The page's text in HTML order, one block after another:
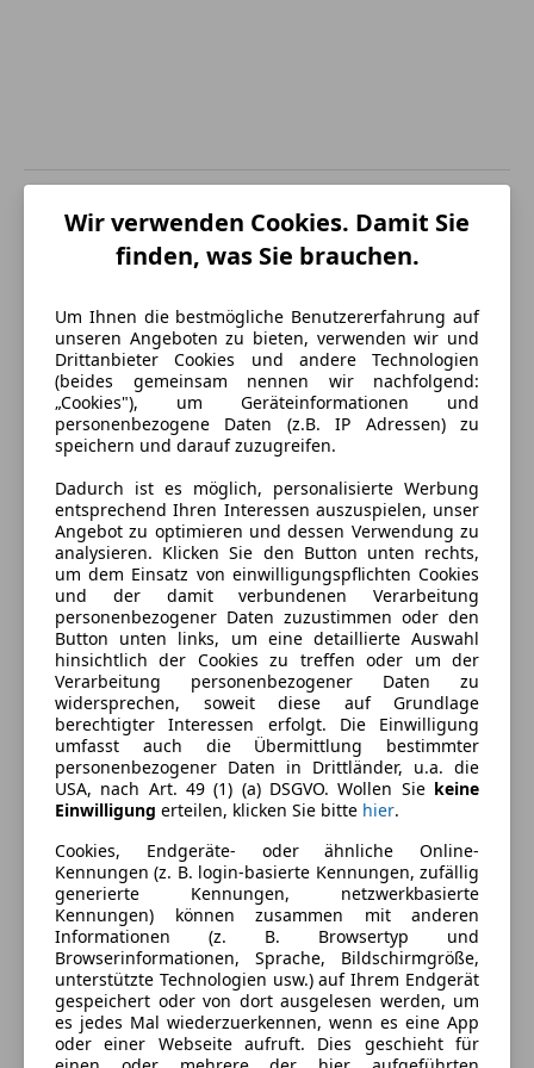
Energieverbrauch
Schadstoffklasse
Euro 6
Kraftstoff
Benzin
CO₂-Emissionen
150 g/km (komb.)
Ausstattung
Komfort
2-Zonen-Klimaautomatik
Armlehne
Berganfahrassistent
Einparkhilfe
Einparkhilfe Rückfahrkamera
Einparkhilfe selbstlenkendes System
Einparkhilfe Sensoren hinten
Einparkhilfe Sensoren vorne
Elektrische Fensterheber
Elektrische Heckklappe
Elektrische Seitenspiegel
Lichtsensor
Lordosenstütze
Multifunktionslenkrad
Navigationssystem
Regensensor
Sitzheizung
Start/Stop-Automatik
Mehr anzeigen
Farbe und Innenausstattung
Außenfarbe
Schwarz
Farbe laut Hersteller
Schwarz
Lackierung
Andere
Farbe der
Innenausstattung
Sonstige
Innenausstattung Stoff
Fahrzeugbeschreibung
Sitzbezug
Cloth Arktur Anthracite
Antrieb, Fahrwerk
Größerer Kraftstofftank
Wir verwenden Cookies. Damit Sie
finden, was Sie brauchen.
Um Ihnen die bestmögliche Benutzererfahrung auf
unseren Angeboten zu bieten, verwenden wir und
Drittanbieter Cookies und andere Technologien
(beides gemeinsam nennen wir nachfolgend:
„Cookies"), um Geräteinformationen und
personenbezogene Daten (z.B. IP Adressen) zu
speichern und darauf zuzugreifen.
Dadurch ist es möglich, personalisierte Werbung
entsprechend Ihren Interessen auszuspielen, unser
Angebot zu optimieren und dessen Verwendung zu
analysieren. Klicken Sie den Button unten rechts,
um dem Einsatz von einwilligungspflichten Cookies
und der damit verbundenen Verarbeitung
personenbezogener Daten zuzustimmen oder den
Button unten links, um eine detaillierte Auswahl
hinsichtlich der Cookies zu treffen oder um der
Verarbeitung personenbezogener Daten zu
widersprechen, soweit diese auf Grundlage
berechtigter Interessen erfolgt. Die Einwilligung
umfasst auch die Übermittlung bestimmter
personenbezogener Daten in Drittländer, u.a. die
USA, nach Art. 49 (1) (a) DSGVO. Wollen Sie keine
Einwilligung erteilen, klicken Sie bitte hier.
Cookies, Endgeräte- oder ähnliche Online-
Kennungen (z. B. login-basierte Kennungen, zufällig
generierte Kennungen, netzwerkbasierte
Kennungen) können zusammen mit anderen
Informationen (z. B. Browsertyp und
Browserinformationen, Sprache, Bildschirmgröße,
unterstützte Technologien usw.) auf Ihrem Endgerät
gespeichert oder von dort ausgelesen werden, um
es jedes Mal wiederzuerkennen, wenn es eine App
oder einer Webseite aufruft. Dies geschieht für